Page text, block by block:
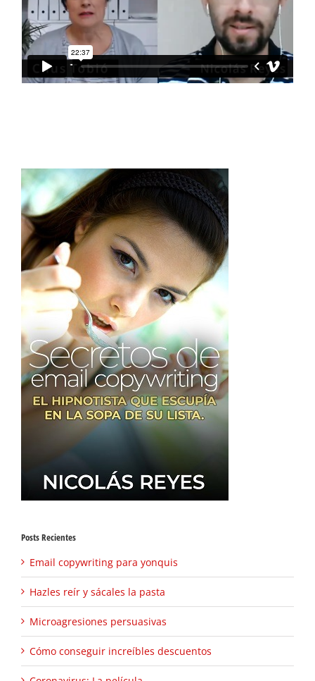
Posts Recientes
Email copywriting para yonquis
Hazles reír y sácales la pasta
Microagresiones persuasivas
Cómo conseguir increíbles descuentos